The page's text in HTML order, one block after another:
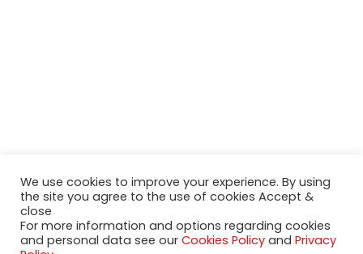
We use cookies to improve your experience. By using
the site you agree to the use of cookies Accept &
close
For more information and options regarding cookies
and personal data see our Cookies Policy and Privacy